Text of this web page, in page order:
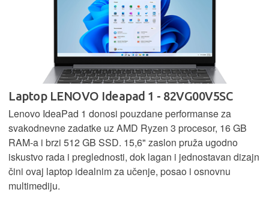
Laptop LENOVO Ideapad 1 - 82VG00V5SC
Lenovo IdeaPad 1 donosi pouzdane performanse za
svakodnevne zadatke uz AMD Ryzen 3 procesor, 16 GB
RAM-a i brzi 512 GB SSD. 15,6" zaslon pruža ugodno
iskustvo rada i preglednosti, dok lagan i jednostavan dizajn
čini ovaj laptop idealnim za učenje, posao i osnovnu
multimediju.